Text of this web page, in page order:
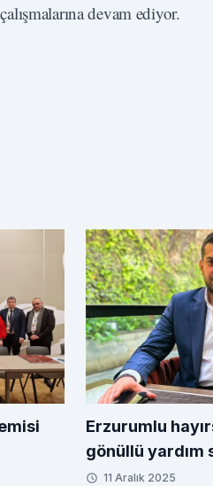
devam ediyor.
Erzurumlu
gönüllü yardım
11 Aralık 2025